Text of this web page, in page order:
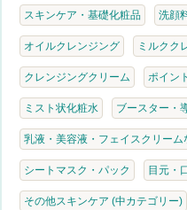
スキンケア・基礎化粧品 洗顔
オイルクレンジング ミルクク
クレンジングクリーム ポイン
ミスト状化粧水 ブースター・
乳液・美容液・フェイスクリーム
シートマスク・パック 目元・
その他スキンケア (中カテゴリー)